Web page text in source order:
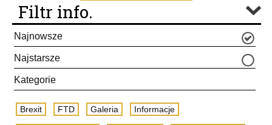
Filtr info.
Najnowsze
Najstarsze
Kategorie
Brexit FTD Galeria Informacje